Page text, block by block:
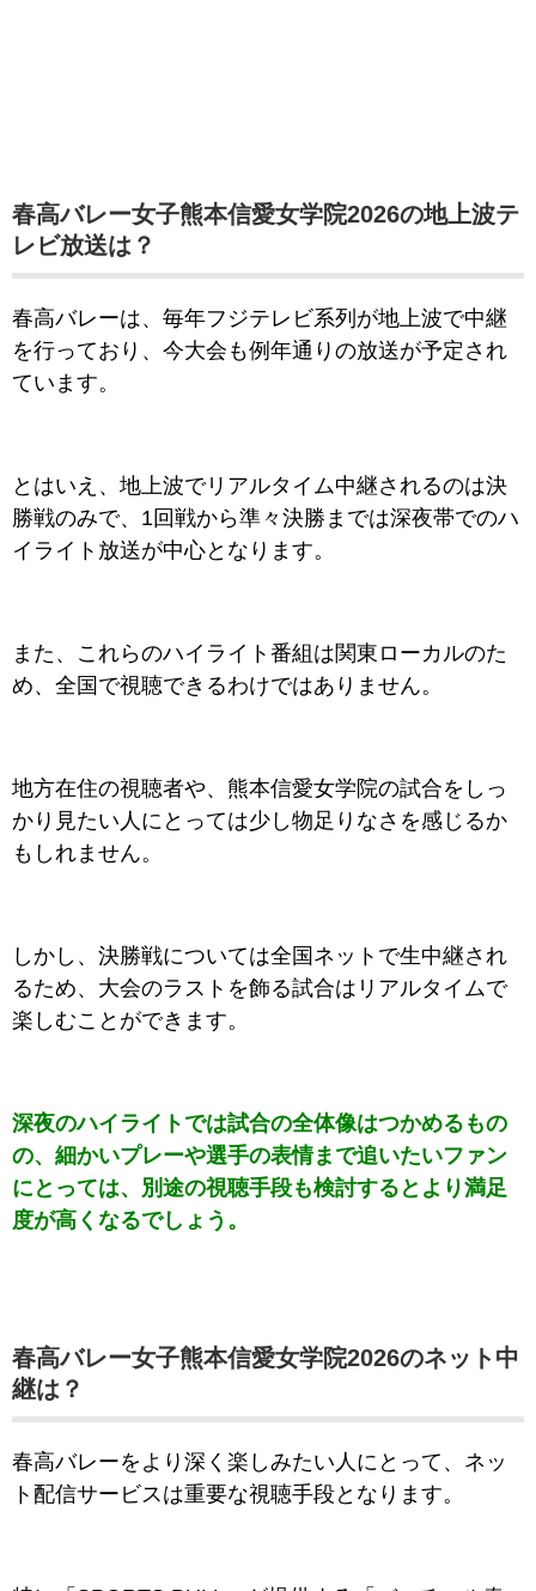
春高バレー女子熊本信愛女学院2026の地上波テ
レビ放送は？
春高バレーは、毎年フジテレビ系列が地上波で中継
を行っており、今大会も例年通りの放送が予定され
ています。
とはいえ、地上波でリアルタイム中継されるのは決
勝戦のみで、1回戦から準々決勝までは深夜帯でのハ
イライト放送が中心となります。
また、これらのハイライト番組は関東ローカルのた
め、全国で視聴できるわけではありません。
地方在住の視聴者や、熊本信愛女学院の試合をしっ
かり見たい人にとっては少し物足りなさを感じるか
もしれません。
しかし、決勝戦については全国ネットで生中継され
るため、大会のラストを飾る試合はリアルタイムで
楽しむことができます。
深夜のハイライトでは試合の全体像はつかめるもの
の、細かいプレーや選手の表情まで追いたいファン
にとっては、別途の視聴手段も検討するとより満足
度が高くなるでしょう。
春高バレー女子熊本信愛女学院2026のネット中
継は？
春高バレーをより深く楽しみたい人にとって、ネッ
ト配信サービスは重要な視聴手段となります。